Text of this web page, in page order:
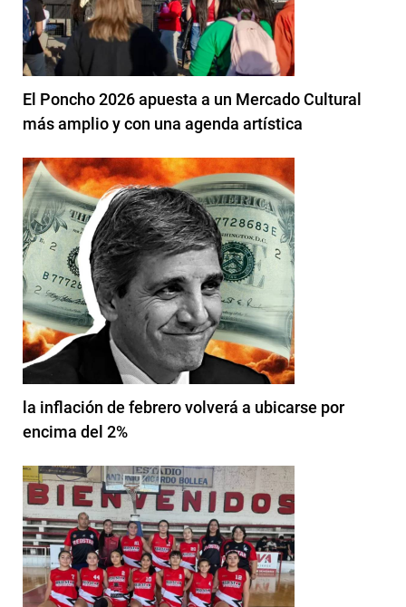
El Poncho 2026 apuesta a un Mercado Cultural
más amplio y con una agenda artística
la inflación de febrero volverá a ubicarse por
encima del 2%